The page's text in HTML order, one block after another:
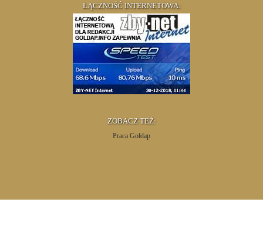
ŁĄCZNOŚĆ INTERNETOWA:
ZOBACZ TEŻ:
Praca Gołdap